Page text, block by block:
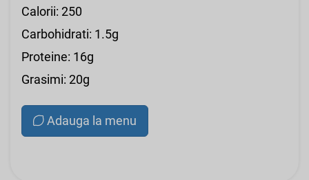
Calorii: 250
Carbohidrati: 1.5g
Proteine: 16g
Grasimi: 20g
Adauga la menu